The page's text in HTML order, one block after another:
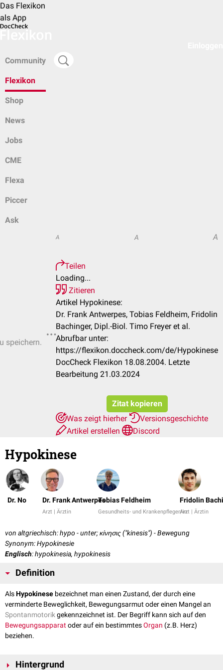
Das Flexikon
als App
Community
Flexikon
Shop
News
Jobs
CME
Flexa
Piccer
Ask
speichern.
A A A
Teilen
Loading...
Zitieren
Artikel Hypokinese:
Dr. Frank Antwerpes, Tobias Feldheim, Fridolin
Bachinger, Dipl.-Biol. Timo Freyer et al.
Abrufbar unter:
https://flexikon.doccheck.com/de/Hypokinese
DocCheck Flexikon 18.08.2004. Letzte
Bearbeitung 21.03.2024
Zitat kopieren
Was zeigt hierher
Versionsgeschichte
Artikel erstellen
Discord
Hypokinese
Dr. No Dr. Frank Antwerpes
Arzt | Ärztin
Tobias Feldheim
Gesundheits- und Krankenpfleger/in
Fridolin
Arzt | Ärztin
von altgriechisch: hypo - unter; κίνησις ("kinesis") - Bewegung
Synonym: Hypokinesie
Englisch: hypokinesia, hypokinesis
Definition
AlsHypokinese bezeichnet man einen Zustand, der durch eine
verminderte Beweglichkeit, Bewegungsarmut oder einen Mangel an
Spontanmotorikgekennzeichnet ist. Der Begriff kann sich auf den
Bewegungsapparatoder auf ein bestimmtesOrgan (z.B. Herz)
beziehen.
Hintergrund